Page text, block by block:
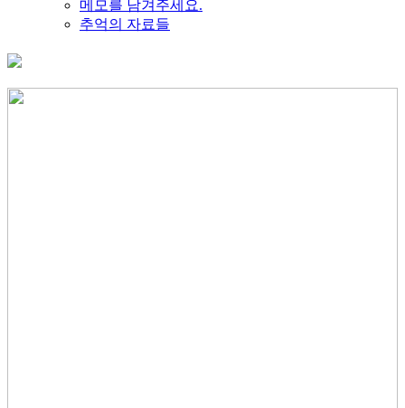
메모를 남겨주세요.
추억의 자료들